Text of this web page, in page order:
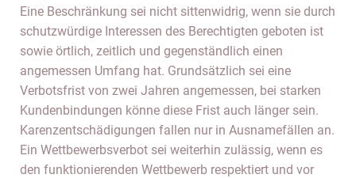
Eine Beschränkung sei nicht sittenwidrig, wenn sie durch
schutzwürdige Interessen des Berechtigten geboten ist
sowie örtlich, zeitlich und gegenständlich einen
angemessen Umfang hat. Grundsätzlich sei eine
Verbotsfrist von zwei Jahren angemessen, bei starken
Kundenbindungen könne diese Frist auch länger sein.
Karenzentschädigungen fallen nur in Ausnamefällen an.
Ein Wettbewerbsverbot sei weiterhin zulässig, wenn es
den funktionierenden Wettbewerb respektiert und vor